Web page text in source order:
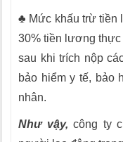
♣ Mức khấu trừ tiền
30% tiền lương
sau khi trích nộp
bảo hiểm y tế, bảo
nhân.
Như vậy, công ty